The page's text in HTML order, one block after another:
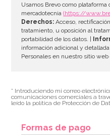
Usamos Brevo como
mercadotecnia(https://
Derechos: Acceso,
tratamiento, u oposición al
portabilidad de los datos. |
información adicional y
Personales en nuestro sitio web
* Introduciendo mi correo
comunicaciones comerciales a
leído la política de Protección de
Formas de pago